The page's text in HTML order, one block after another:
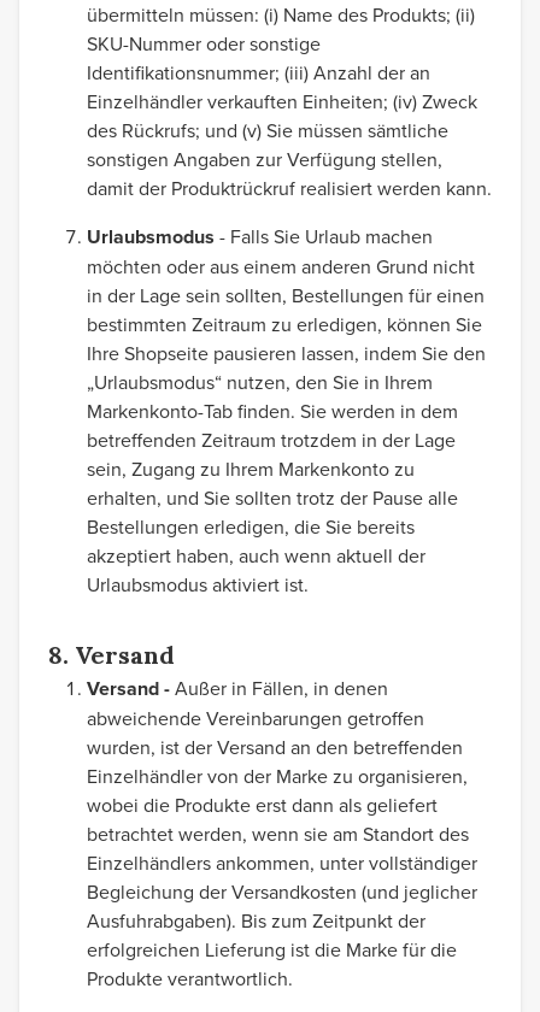
übermitteln müssen: (i) Name des Produkts; (ii)
SKU-Nummer oder sonstige
Identifikationsnummer; (iii) Anzahl der an
Einzelhändler verkauften Einheiten; (iv) Zweck
des Rückrufs; und (v) Sie müssen sämtliche
sonstigen Angaben zur Verfügung stellen,
damit der Produktrückruf realisiert werden kann.
Urlaubsmodus - Falls Sie Urlaub machen
möchten oder aus einem anderen Grund nicht
in der Lage sein sollten, Bestellungen für einen
bestimmten Zeitraum zu erledigen, können Sie
Ihre Shopseite pausieren lassen, indem Sie den
„Urlaubsmodus“ nutzen, den Sie in Ihrem
Markenkonto-Tab finden. Sie werden in dem
betreffenden Zeitraum trotzdem in der Lage
sein, Zugang zu Ihrem Markenkonto zu
erhalten, und Sie sollten trotz der Pause alle
Bestellungen erledigen, die Sie bereits
akzeptiert haben, auch wenn aktuell der
Urlaubsmodus aktiviert ist.
8. Versand
Versand -Außer in Fällen, in denen
abweichende Vereinbarungen getroffen
wurden, ist der Versand an den betreffenden
Einzelhändler von der Marke zu organisieren,
wobei die Produkte erst dann als geliefert
betrachtet werden, wenn sie am Standort des
Einzelhändlers ankommen, unter vollständiger
Begleichung der Versandkosten (und jeglicher
Ausfuhrabgaben). Bis zum Zeitpunkt der
erfolgreichen Lieferung ist die Marke für die
Produkte verantwortlich.